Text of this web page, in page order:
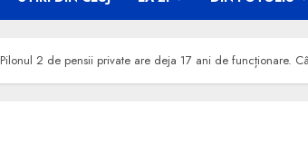
Pilonul 2 de pensii private are deja 17 ani de funcționare.